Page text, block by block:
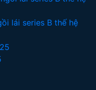
lái series B thế hệ